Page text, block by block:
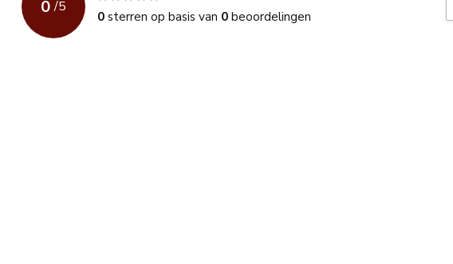
0 /5
0sterren op basis van 0beoordelingen